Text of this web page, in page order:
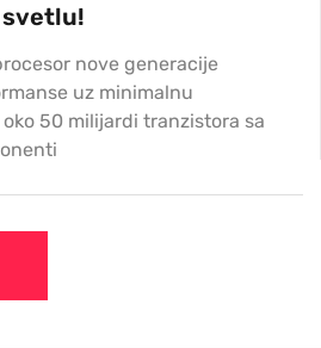
nove generacije
uz minimalnu
50 milijardi tranzistora sa